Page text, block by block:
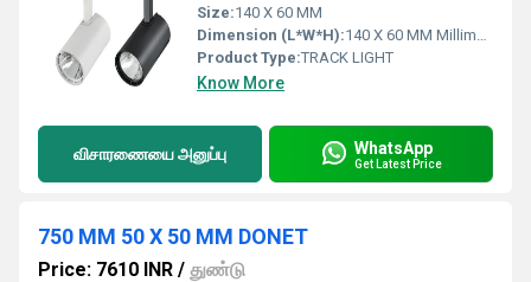
Size:140 X 60 MM
Dimension (L*W*H):140 X 60 MM Millimeter (mm)
Product Type:TRACK LIGHT
Know More
விசாரணையை அனுப்பு WhatsApp
Get Latest Price
750 MM 50 X 50 MM DONET
Price: 7610 INR / துண்டு